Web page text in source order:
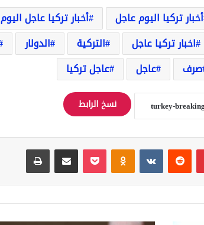
أخبار تركيا اليوم عاجل
أخبار تركيا عاجل اليوم
اخبار تركيا عاجل التركية الدولار
صرف عاجل عاجل تركيا
نسخ الرابط
بينتيريست Odnoklassniki
‫Pocket مشاركة عبر البريد طباعة